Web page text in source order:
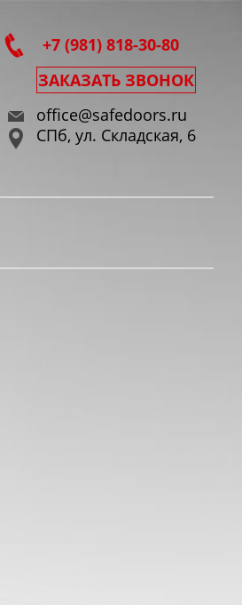
+7 (981) 818-30-80
ЗАКАЗАТЬ ЗВОНОК
office@safedoors.ru
СПб, ул. Складская, 6